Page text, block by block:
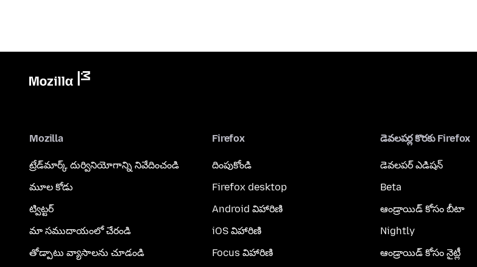
Mozilla
ట్రేడ్‌మార్క్ దుర్వినియోగాన్ని నివేదించండి
మూల కోడు
ట్విట్టర్
మా సముదాయంలో చేరండి
తోడ్పాటు వ్యాసాలను చూడండి
Firefox
దింపుకోండి
Firefox desktop
Android విహారిణి
iOS విహారిణి
Focus విహారిణి
డెవలపర్ల కొరకు Firefox
డెవలపర్ ఎడిషన్
Beta
ఆండ్రాయిడ్ కోసం బీటా
Nightly
ఆండ్రాయిడ్ కోసం నైట్లీ